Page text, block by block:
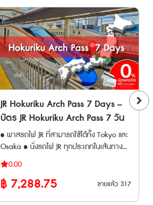
ครั้ง • ลูกค้าที่ซื้อพาส JR Kyushu Rail Pass
สามารถจองที่นั่งด้วยตัวเองทางออนไลน์ผ่าน
JR KYUSHU RAIL PASS Online Booking ได้
ก่อนแลกเอกสารเป็นพาสจริง • อ่าน >>วิธี
การจองที่นั่งผ่านเว็บไซด์ JR Kyushu • จองที่
นั่งล่วงหน้าทางออนไลน์ได้ 1 เดือนก่อนวัน
เดินทาง ตั้งแต่เวลา 10:00 น. ของประเทศ
ญี่ปุ่น • ค่าบริการการจองจะชำระด้วยบัตร
เครดิตโดยตรงในเวลาที่ทำการจองผ่าน
เว็บไซต์ JR Kyushu • หลังจากการจอง ท่าน
จะได้รับใบยืนยันการจอง (Reserved Seating
Coupon) ทางอีเมล ซึ่งแนะนำให้แสดงใบยืนยัน
การจองในวันที่แลกรับพาสกับเจ้าหน้าที่เพื่อ
ออกตั๋วจองที่นั่งด้วย ค่าบริการการจองที่
• D&S Trains (รถไฟท่องเที่ยวพิเศษ):
¥1,500 • รถไฟด่วนพิเศษปกติ: ¥1,000 (เด็ก
ได้ 90 วัน เนื่องจากต้องนำ Voucher JR ไป
แลกตั๋วจริงที่ญี่ปุ่นภายในไม่เกิน 90 วัน **
ตั๋ว Tokyo Subway Ticket มีอายุ 1 ปี นับ
จากวันสั่งซื้อ และตั๋วจะจัดส่งให้ทาง Email
หลังจากทำการสั่งซื้อสำเร็จ ตั๋วที่แลกรับจะ
มีอายุ 6 เดือนนับจากวันที่แลก โดยเริ่มนับ
การใช้งานเมื่อสอดบัตรเข้าประตูตรวจตั๋ว
อัตโนมัติที่สถานีครั้งแรก JR EAST PASS
(แบบใช้ติดต่อกัน 5 วัน) ตั๋วพิเศษสำหรับ
นักท่องเที่ยวชาวต่างชาติเท่านั้น !!! สามารถ
โดยสารรถไฟ JR (รวม Shinkansen และ
limited express trains) ในภูมิภาคคันโต และ
ภูมิภาคโทโฮกุ ได้โดยไม่จำกัดครั้ง สามารถ
ใช้ได้ 5 วันต่อเนื่อง • ใช้รถไฟชินคันเซ็นและ
จำกัดรอบ ตลอดระยะเวลา 5 วัน • เหมาะ
JR Hokuriku Arch Pass 7 Days –
บัตร JR Hokuriku Arch Pass 7 วัน
• พาสรถไฟ JR ที่สามารถใช้ได้ทั้ง Tokyo และ
Osaka • นั่งรถไฟ JR ทุกประเภทในเส้นทาง
รวมถึงชินคันเซ็น Hokuriku Shinkansen ได้ไม่
จำกัดรอบ ตลอด 7 วันติดต่อกัน • จองที่นั่ง
ล่วงหน้าที่สถานี ได้ไม่จำกัดครั้ง (จองด้วยตัว
0.00
฿ 7,288.75 ขายแล้ว 317